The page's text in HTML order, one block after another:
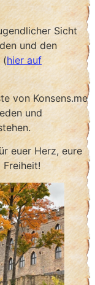
Sicht
und den
(hier auf
von Konsens.me
und
euer Herz, eure